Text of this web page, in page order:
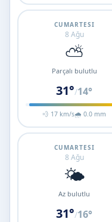
CUMARTESI
8 Ağu
⛅
Parçalı bulutlu
31°/14°
💨 17 km/s🌧 0.0 mm
CUMARTESI
8 Ağu
🌤️
Az bulutlu
31°/16°